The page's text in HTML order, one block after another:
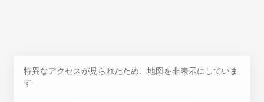
特異なアクセスが見られたため、地図を非表示にしていま
す